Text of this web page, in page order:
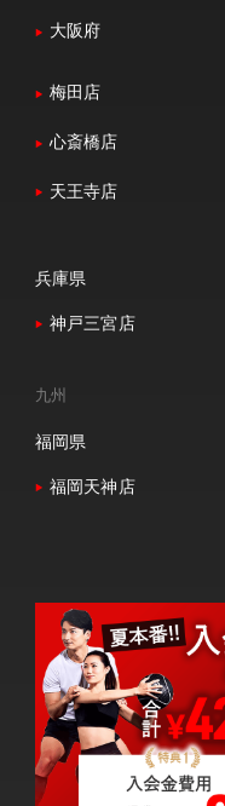
大阪府
梅田店
心斎橋店
天王寺店
兵庫県
神戸三宮店
九州
福岡県
福岡天神店